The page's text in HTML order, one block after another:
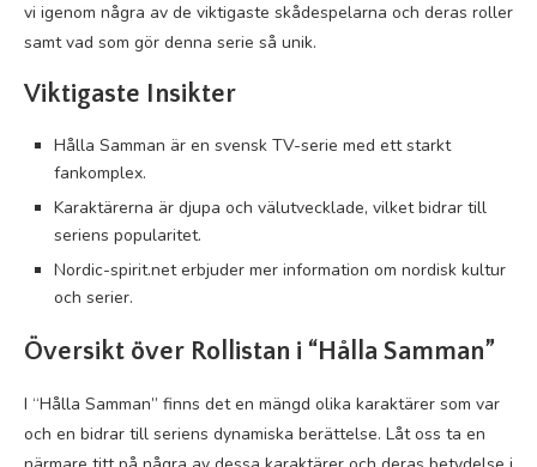
vi igenom några av de viktigaste skådespelarna och deras roller
samt vad som gör denna serie så unik.
Viktigaste Insikter
Hålla Samman är en svensk TV-serie med ett starkt
fankomplex.
Karaktärerna är djupa och välutvecklade, vilket bidrar till
seriens popularitet.
Nordic-spirit.net erbjuder mer information om nordisk kultur
och serier.
Översikt över Rollistan i “Hålla Samman”
I “Hålla Samman” finns det en mängd olika karaktärer som var
och en bidrar till seriens dynamiska berättelse. Låt oss ta en